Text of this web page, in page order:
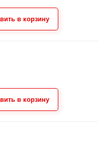
в корзину
в корзину